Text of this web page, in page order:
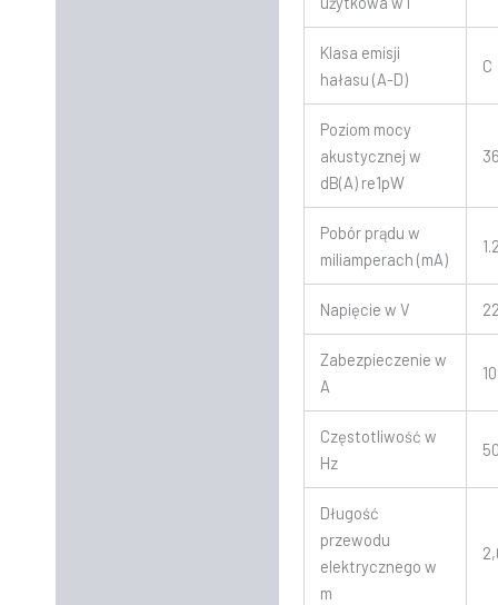
Klasa emisji
hałasu (A-D)
C
Poziom mocy
akustycznej w
dB(A) re1pW
Pobór prądu w
miliamperach (mA)
Napięcie w V
Zabezpieczenie w
A
10
Częstotliwość w
Hz
Długość
przewodu
elektrycznego w
m